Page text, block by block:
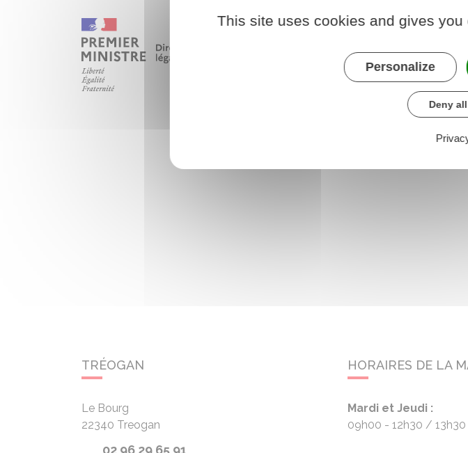
TRÉOGAN
Le Bourg
22340 Treogan
HORAIRES DE LA
Mardi et Jeudi :
09h00 - 12h30
This site uses cookies and gives
Personalize
Deny